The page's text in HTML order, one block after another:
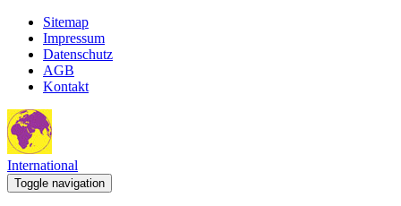
Sitemap
Impressum
Datenschutz
AGB
Kontakt
International
Toggle navigation